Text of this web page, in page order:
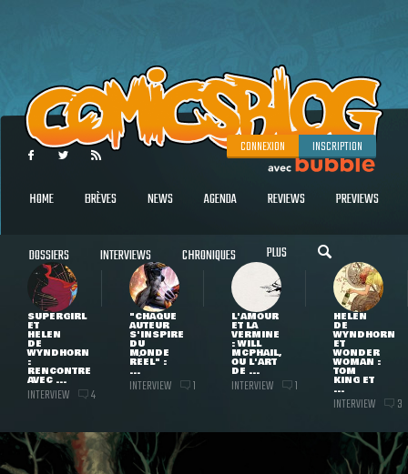
CONNEXION INSCRIPTION
HOME BRÈVES NEWS AGENDA REVIEWS PREVIEWS
DOSSIERS INTERVIEWS CHRONIQUES PLUS
SUPERGIRL
ET
HELEN
DE
WYNDHORN
:
RENCONTRE
AVEC ...
INTERVIEW 4
"CHAQUE
AUTEUR
S'INSPIRE
DU
MONDE
RÉEL" :
...
INTERVIEW 1
L'AMOUR
ET LA
VERMINE
: WILL
MCPHAIL,
OU L'ART
DE ...
INTERVIEW 1
HELEN
DE
WYNDHORN
ET
WONDER
WOMAN :
TOM
KING ET
...
INTERVIEW 3